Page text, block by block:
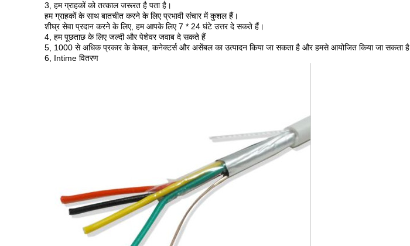
3, हम ग्राहकों को तत्काल जरूरत है पता है।
हम ग्राहकों के साथ बातचीत करने के लिए प्रभावी संचार में कुशल हैं।
शीघ्र सेवा प्रदान करने के लिए, हम आपके लिए 7 * 24 घंटे उत्तर दे सकते हैं।
4, हम पूछताछ के लिए जल्दी और पेशेवर जवाब दे सकते हैं
5, 1000 से अधिक प्रकार के केबल, कनेक्टर्स और असेंबल का उत्पादन किया जा सकता है और हमसे आयोजित किया जा सकता है
6, Intime वितरण